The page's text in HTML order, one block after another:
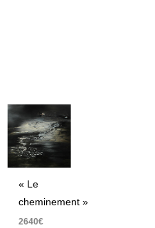
« Le
cheminement »
2640€